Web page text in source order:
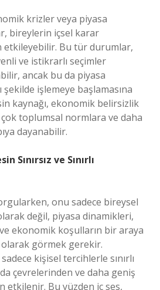
krizler veya piyasa
bireylerin içsel karar
etkileyebilir. Bu tür durumlar,
ve istikrarlı seçimler
ancak bu da piyasa
işlemeye başlamasına
kaynağı, ekonomik belirsizlik
toplumsal normlara ve daha
dayanabilir.
Sınırsız ve Sınırlı
onu sadece bireysel
değil, piyasa dinamikleri,
ekonomik koşulların bir araya
görmek gerekir.
kişisel tercihlerle sınırlı
çevrelerinden ve daha geniş
etkilenir. Bu yüzden iç ses,